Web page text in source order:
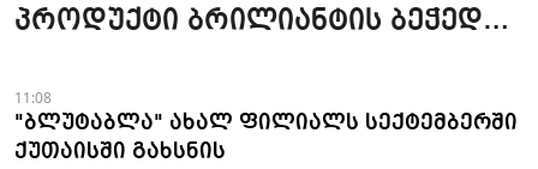
პროდუქტი ბრილიანტის ბეჭედია
11:08
"ბლუტაბლა" ახალ ფილიალს სექტემბერში
ქუთაისში გახსნის